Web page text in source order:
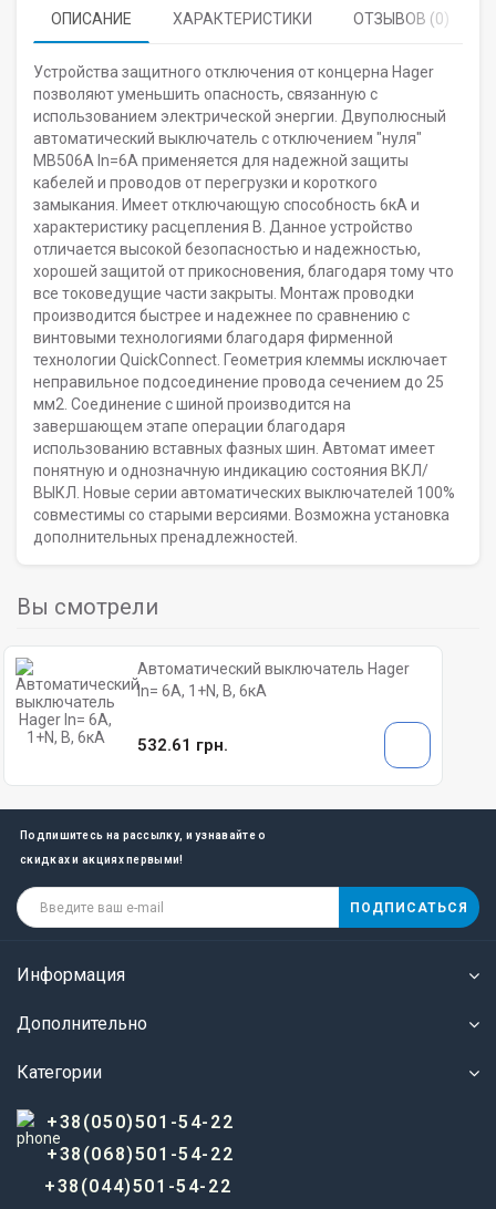
ОПИСАНИЕ ХАРАКТЕРИСТИКИ ОТЗЫВОВ (0)
Устройства защитного отключения от концерна Hager
позволяют уменьшить опасность, связанную с
использованием электрической энергии. Двуполюсный
автоматический выключатель с отключением "нуля"
MB506A In=6A применяется для надежной защиты
кабелей и проводов от перегрузки и короткого
замыкания. Имеет отключающую способность 6кА и
характеристику расцепления B. Данное устройство
отличается высокой безопасностью и надежностью,
хорошей защитой от прикосновения, благодаря тому что
все токоведущие части закрыты. Монтаж проводки
производится быстрее и надежнее по сравнению с
винтовыми технологиями благодаря фирменной
технологии QuickConnect. Геометрия клеммы исключает
неправильное подсоединение провода сечением до 25
мм2. Соединение с шиной производится на
завершающем этапе операции благодаря
использованию вставных фазных шин. Автомат имеет
понятную и однозначную индикацию состояния ВКЛ/
ВЫКЛ. Новые серии автоматических выключателей 100%
совместимы со старыми версиями. Возможна установка
дополнительных пренадлежностей.
Вы смотрели
Автоматический выключатель Hager
In= 6A, 1+N, B, 6кА
532.61 грн.
Подпишитесь на рассылку, и узнавайте о
скидках и акциях первыми!
ПОДПИСАТЬСЯ
Информация
Дополнительно
Категории
+38(050)501-54-22
+38(068)501-54-22
+38(044)501-54-22